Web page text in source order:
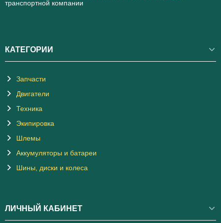
транспортной компании
КАТЕГОРИИ
Запчасти
Двигатели
Техника
Экипировка
Шлемы
Аккумуляторы и батареи
Шины, диски и колеса
ЛИЧНЫЙ КАБИНЕТ